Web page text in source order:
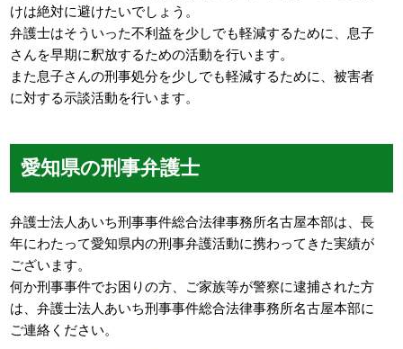
けは絶対に避けたいでしょう。
弁護士はそういった不利益を少しでも軽減するために、息子
さんを早期に釈放するための活動を行います。
また息子さんの刑事処分を少しでも軽減するために、被害者
に対する示談活動を行います。
愛知県の刑事弁護士
弁護士法人あいち刑事事件総合法律事務所名古屋本部は、長
年にわたって愛知県内の刑事弁護活動に携わってきた実績が
ございます。
何か刑事事件でお困りの方、ご家族等が警察に逮捕された方
は、弁護士法人あいち刑事事件総合法律事務所名古屋本部に
ご連絡ください。